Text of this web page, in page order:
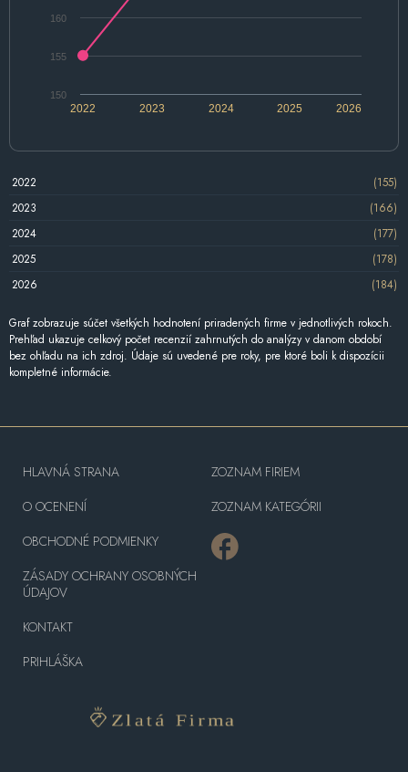
2022 2024 2026
2023 2025
150
155
160
2022
(155)
2023
(166)
2024
(177)
2025
(178)
2026
(184)
Graf zobrazuje súčet všetkých hodnotení priradených firme v jednotlivých rokoch.
Prehľad ukazuje celkový počet recenzií zahrnutých do analýzy v danom období
bez ohľadu na ich zdroj. Údaje sú uvedené pre roky, pre ktoré boli k dispozícii
kompletné informácie.
HLAVNÁ STRANA
O OCENENÍ
OBCHODNÉ PODMIENKY
ZÁSADY OCHRANY OSOBNÝCH
ÚDAJOV
KONTAKT
PRIHLÁŠKA
ZOZNAM FIRIEM
ZOZNAM KATEGÓRII